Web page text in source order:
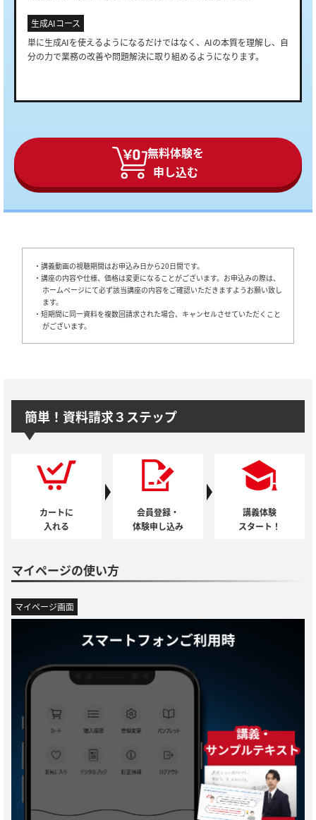
生成AIコース
単に生成AIを使えるようになるだけではなく、AIの本質を理解し、自
分の力で業務の改善や問題解決に取り組めるようになります。
無料体験を
申し込む
・講義動画の視聴期間はお申込み日から20日間です。
・講座の内容や仕様、価格は変更になることがございます。お申込みの際は、
ホームページにて必ず該当講座の内容をご確認いただきますようお願い致し
ます。
・短期間に同一資料を複数回請求された場合、キャンセルさせていただくこと
がございます。
簡単！資料請求３ステップ
カートに
入れる
会員登録・
体験申し込み
講義体験
スタート！
マイページの使い方
マイページ画面